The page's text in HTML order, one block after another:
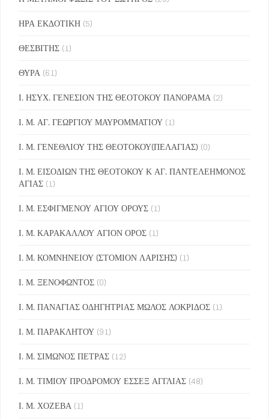
ΗΡΑ ΕΚΔΟΤΙΚΗ (5)
ΘΕΣΒΙΤΗΣ (1)
ΘΥΡΑ (61)
Ι. ΗΣΥΧ. ΓΕΝΕΣΙΟΝ ΤΗΣ ΘΕΟΤΟΚΟΥ ΠΑΝΟΡΑΜΑ (2)
Ι. Μ. ΑΓ. ΓΕΩΡΓΙΟΥ ΜΑΥΡΟΜΜΑΤΙΟΥ (1)
Ι. Μ. ΓΕΝΕΘΛΙΟΥ ΤΗΣ ΘΕΟΤΟΚΟΥ(ΠΕΛΑΓΙΑΣ) (0)
Ι. Μ. ΕΙΣΟΔΙΩΝ ΤΗΣ ΘΕΟΤΟΚΟΥ Κ ΑΓ. ΠΑΝΤΕΛΕΗΜΟΝΟΣ
ΑΓΙΑΣ (1)
Ι. Μ. ΕΣΦΙΓΜΕΝΟΥ ΑΓΙΟΥ ΟΡΟΥΣ (1)
Ι. Μ. ΚΑΡΑΚΑΛΛΟΥ ΑΓΙΟΝ ΟΡΟΣ (1)
Ι. Μ. ΚΟΜΝΗΝΕΙΟΥ (ΣΤΟΜΙΟΝ ΛΑΡΙΣΗΣ) (1)
Ι. Μ. ΞΕΝΟΦΩΝΤΟΣ (0)
Ι. Μ. ΠΑΝΑΓΙΑΣ ΟΔΗΓΗΤΡΙΑΣ ΜΩΛΟΣ ΛΟΚΡΙΔΟΣ (1)
Ι. Μ. ΠΑΡΑΚΛΗΤΟΥ (91)
Ι. Μ. ΣΙΜΩΝΟΣ ΠΕΤΡΑΣ (12)
Ι. Μ. ΤΙΜΙΟΥ ΠΡΟΔΡΟΜΟΥ ΕΣΣΕΞ ΑΓΓΛΙΑΣ (48)
Ι. Μ. ΧΟΖΕΒΑ (1)